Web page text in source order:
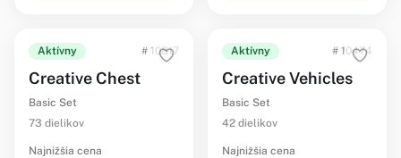
Aktívny # 10817
Creative Chest
Basic Set
73 dielikov
Najnižšia cena
Aktívny # 10474
Creative Vehicles
Basic Set
42 dielikov
Najnižšia cena